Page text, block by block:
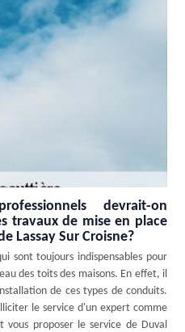
devrait-on
travaux de mise en place
Lassay Sur Croisne?
sont toujours indispensables pour
des toits des maisons. En effet, il
de ces types de conduits.
le service d'un expert comme
vous proposer le service de Duval